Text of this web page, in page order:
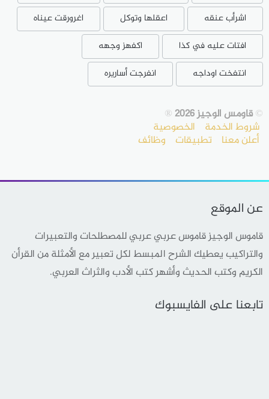
اشرأب عنقه
اعقلها وتوكل
اغرورقت عيناه
افتات عليه في كذا
اكفهز وجهه
انتفخت اوداجه
انفرجت أساريره
©قاومس الوجيز 2026 ®
شروط الخدمة الخصوصية
أعلن معنا تطبيقات وظائف
عن الموقع
قاموس الوجيز قاموس عربي عربي للمصطلحات والتعبيرات
والتراكيب يعطيك الشرح المبسط لكل تعبير مع الأمثلة من القرأن
الكريم وكتب الحديث وأشهر كتب الأدب والثراث العربي.
تابعنا على الفايسبوك